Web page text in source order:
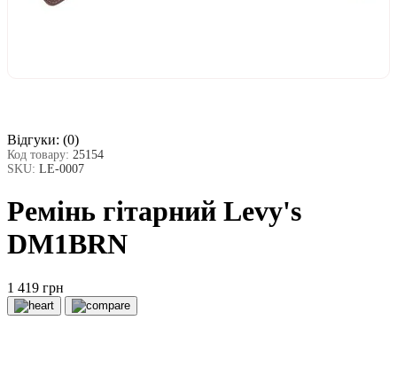
Відгуки: (0)
Код товару: 25154
SKU: LE-0007
Ремінь гітарний Levy's
DM1BRN
1 419 грн